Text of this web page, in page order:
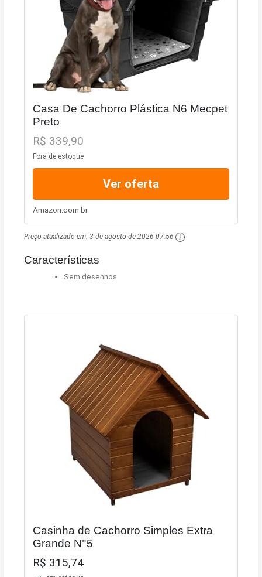
Casa De Cachorro Plástica N6 Mecpet
Preto
R$ 339,90
Fora de estoque
Ver oferta
Amazon.com.br
Preço atualizado em:3 de agosto de 2026 07:56
Características
Sem desenhos
Casinha de Cachorro Simples Extra
Grande N°5
R$ 315,74